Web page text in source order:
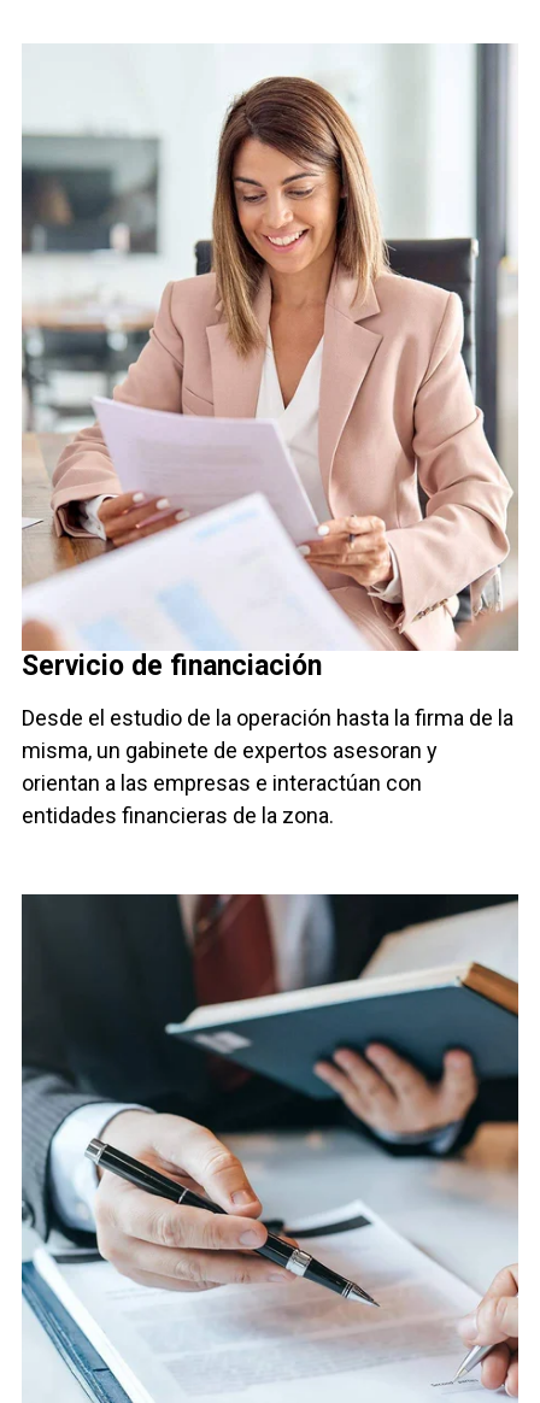
Servicio de financiación
Desde el estudio de la operación hasta la firma de la
misma, un gabinete de expertos asesoran y
orientan a las empresas e interactúan con
entidades financieras de la zona.